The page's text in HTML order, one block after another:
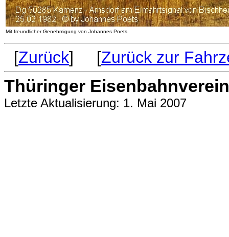
Mit freundlicher Genehmigung von Johannes Poets
[Zurück] [Zurück zur
Thüringer
Letzte Aktualisierung: 1. Mai 2007